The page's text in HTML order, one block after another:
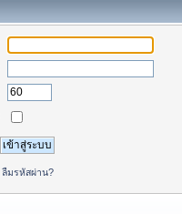
ลืมรหัสผ่าน?